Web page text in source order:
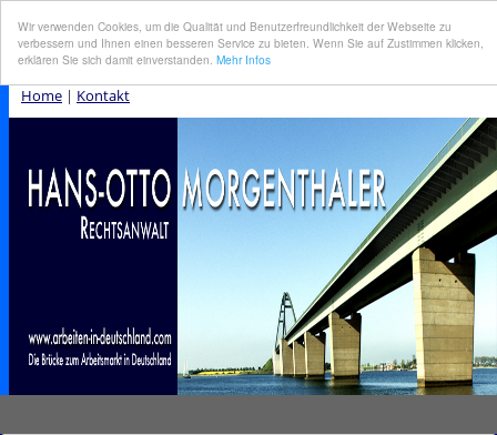
Wir verwenden Cookies, um die Qualität und Benutzerfreundlichkeit der Webseite zu
verbessern und Ihnen einen besseren Service zu bieten. Wenn Sie auf Zustimmen klicken,
erklären Sie sich damit einverstanden. Mehr Infos
Home | Kontakt